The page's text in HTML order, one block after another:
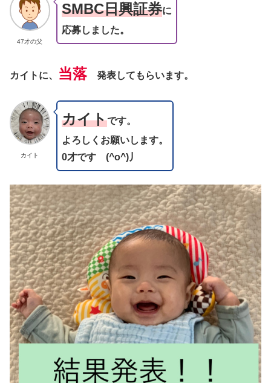
47才の父
SMBC日興証券に
応募しました。
カイトに、 当落発表してもらいます。
カイト
カイトです。
よろしくお願いします。
0才です
(^o^)丿